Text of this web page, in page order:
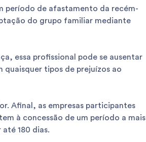
período de afastamento da recém-
do grupo familiar mediante
essa profissional pode se ausentar
quaisquer tipos de prejuízos ao
Afinal, as empresas participantes
à concessão de um período a mais
180 dias.